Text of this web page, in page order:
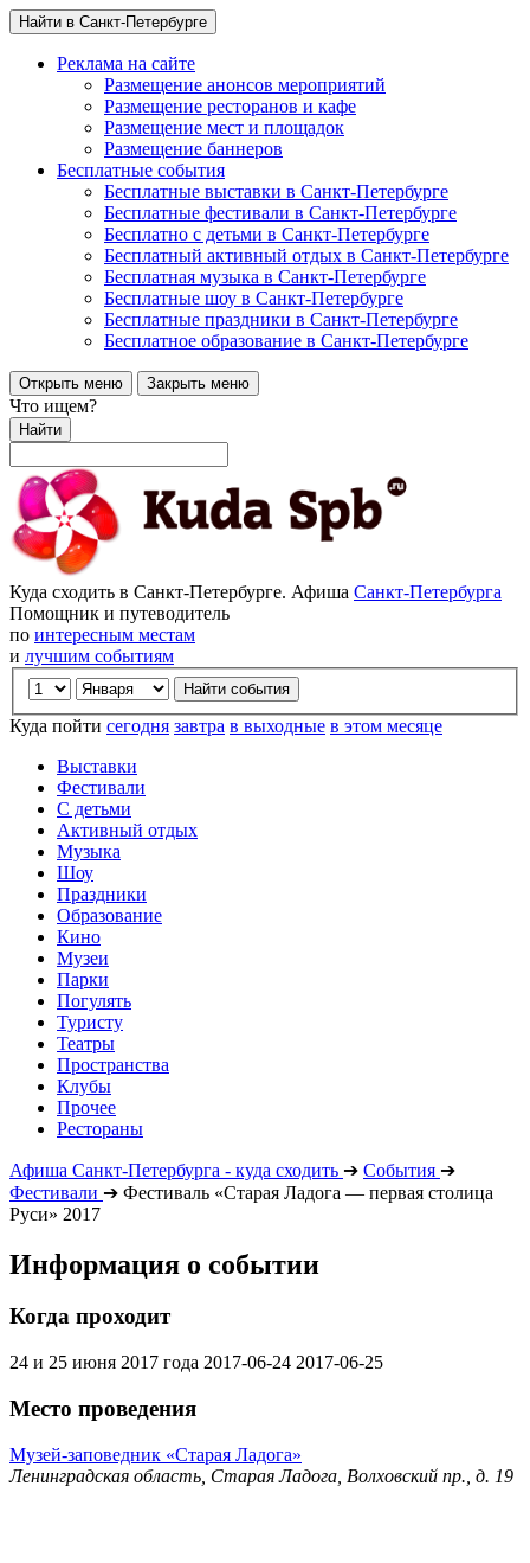
Найти в Санкт-Петербурге
Реклама на сайте
Размещение анонсов мероприятий
Размещение ресторанов и кафе
Размещение мест и площадок
Размещение баннеров
Бесплатные события
Бесплатные выставки в Санкт-Петербурге
Бесплатные фестивали в Санкт-Петербурге
Бесплатно с детьми в Санкт-Петербурге
Бесплатный активный отдых в Санкт-Петербурге
Бесплатная музыка в Санкт-Петербурге
Бесплатные шоу в Санкт-Петербурге
Бесплатные праздники в Санкт-Петербурге
Бесплатное образование в Санкт-Петербурге
Открыть меню Закрыть меню
Что ищем?
Найти
Куда сходить в Санкт-Петербурге. Афиша Санкт-Петербурга
Помощник и путеводитель
по интересным местам
и лучшим событиям
Куда пойти сегодня завтра в выходные в этом месяце
Выставки
Фестивали
С детьми
Активный отдых
Музыка
Шоу
Праздники
Образование
Кино
Музеи
Парки
Погулять
Туристу
Театры
Пространства
Клубы
Прочее
Рестораны
Афиша Санкт-Петербурга - куда сходить ➔ События ➔
Фестивали ➔ Фестиваль «Старая Ладога — первая столица
Руси» 2017
Информация о событии
Когда проходит
24 и 25 июня 2017 года 2017-06-24 2017-06-25
Место проведения
Музей-заповедник «Старая Ладога»
Ленинградская область, Старая Ладога, Волховский пр., д. 19